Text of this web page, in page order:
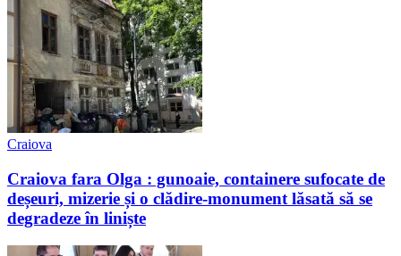
Craiova
Craiova fara Olga : gunoaie, containere sufocate de
deșeuri, mizerie și o clădire-monument lăsată să se
degradeze în liniște